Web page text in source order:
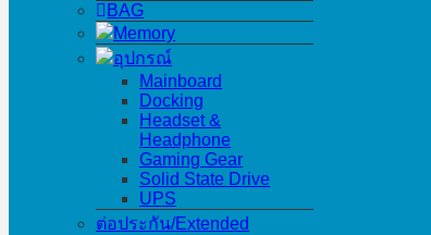
BAG
Memory
อุปกรณ์
Mainboard
Docking
Headset &
Headphone
Gaming Gear
Solid State Drive
UPS
ต่อประกัน/Extended